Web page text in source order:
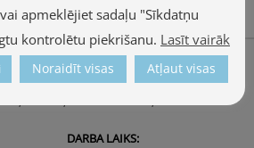
Back
To
Top
Par mums
INFORMĀCIJAS CENTRS
DARBA LAIKS:
apmeklējiet sadaļu "Sīkdatņu
kontrolētu piekrišanu. Lasīt vairāk
Noraidīt visas Atļaut visas